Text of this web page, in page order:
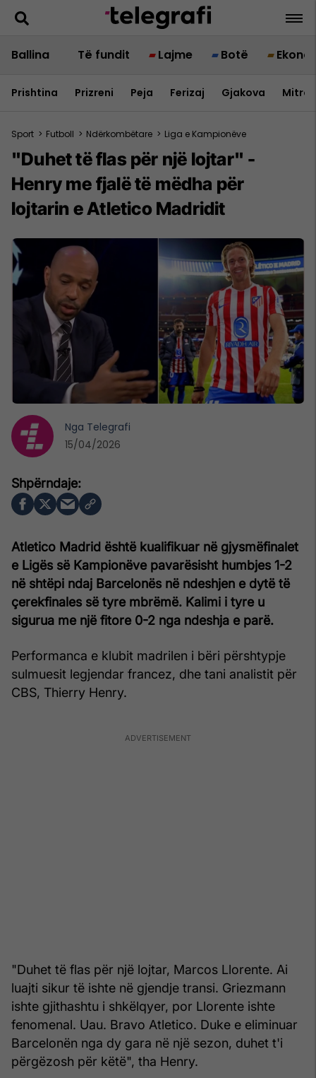
Ballina Të fundit Lajme Botë
Prishtina Prizreni Peja Ferizaj Gjakova
Sport > Futboll > Ndërkombëtare > Liga e Kampionëve
"Duhet të flas për një lojtar" -
Henry me fjalë të mëdha për
lojtarin e Atletico Madridit
Atletico Madrid është kualifikuar në gjysmëfinalet
e Ligës së Kampionëve pavarësisht humbjes 1-2
në shtëpi ndaj Barcelonës në ndeshjen e dytë të
çerekfinales së tyre mbrëmë. Kalimi i tyre u
sigurua me një fitore 0-2 nga ndeshja e parë.
Performanca e klubit madrilen i bëri përshtypje
sulmuesit legjendar francez, dhe tani analistit për
CBS, Thierry Henry.
"Duhet të flas për një lojtar, Marcos Llorente. Ai
luajti sikur të ishte në gjendje transi. Griezmann
ishte gjithashtu i shkëlqyer, por Llorente ishte
fenomenal. Uau. Bravo Atletico. Duke e eliminuar
Barcelonën nga dy gara në një sezon, duhet t'i
përgëzosh për këtë", tha Henry.
Nga Telegrafi
15/04/2026